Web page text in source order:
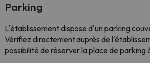
Parking
L'établissement dispose d'un parking
Vérifiez directement auprès de
possibilité de réserver la place de parking